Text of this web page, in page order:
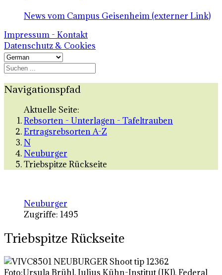
News vom Campus Geisenheim (externer Link)
Impressum - Kontakt
Datenschutz & Cookies
Navigationspfad
Aktuelle Seite:
Rebsorten - Unterlagen - Tafeltrauben
Ertragsrebsorten A-Z
N
Neuburger
Triebspitze Rückseite
Neuburger
Zugriffe: 1495
Triebspitze Rückseite
Foto:Ursula Brühl, Julius Kühn-Institut (JKI), Federal